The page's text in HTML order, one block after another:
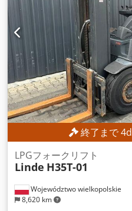
終了まで4d
Województwo wielkopolskie
8,620 km
LPGフォークリフト
Linde H35T-01